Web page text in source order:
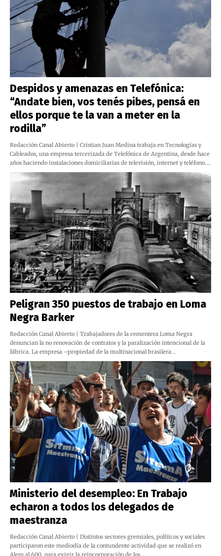
Despidos y amenazas en Telefónica:
“Andate bien, vos tenés pibes, pensá en
ellos porque te la van a meter en la
rodilla”
Redacción Canal Abierto | Cristian Juan Medina trabaja en Tecnologías y
Cableados, una empresa tercerizada de Telefónica de Argentina, desde hace
años haciendo instalaciones domiciliarias de televisión, internet y teléfono.…
Peligran 350 puestos de trabajo en Loma
Negra Barker
Redacción Canal Abierto | Trabajadores de la cementera Loma Negra
denuncian la no renovación de contratos y la paralización intencional de la
fábrica. La empresa –propiedad de la multinacional brasilera…
Ministerio del desempleo: En Trabajo
echaron a todos los delegados de
maestranza
Redacción Canal Abierto | Distintos sectores gremiales, políticos y sociales
participaron este mediodía de la contundente actividad que se realizó en
Alem al 600, para exigir la reincorporación de los…